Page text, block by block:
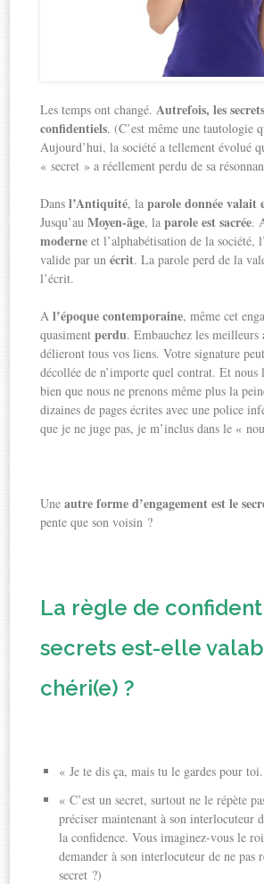
Les temps ont changé.Autrefois, les
confidentiels. (C’est même une tautologie
Aujourd’hui, la société a tellement évolué
« secret » a réellement perdu de sa
Dansl’Antiquité, laparole donnée valait
Jusqu’auMoyen-âge, laparole est sacrée.
moderne et l’alphabétisation de la société,
valide par unécrit. La parole perd de la
l’écrit.
Al’époque contemporaine, même cet
quasimentperdu. Embauchez les meilleurs
délieront tous vos liens. Votre signature
décollée de n’importe quel contrat. Et nous
bien que nous ne prenons même plus la
dizaines de pages écrites avec une police
que je ne juge pas, je m’inclus dans le «
Uneautre forme d’engagement est le
pente que son voisin ?
La règle de
secrets est-elle
chéri(e) ?
« Je te dis ça, mais tu le gardes pour
« C’est un secret, surtout ne le répète
préciser maintenant à son interlocuteur
la confidence. Vous imaginez-vous le
demander à son interlocuteur de ne pas
secret ?)